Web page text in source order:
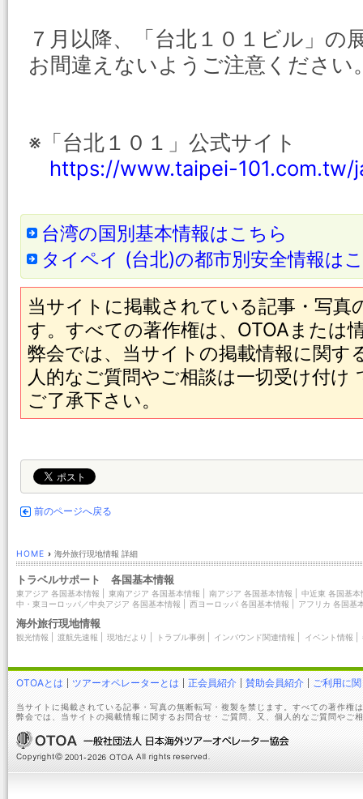
７月以降、「台北１０１ビル」の
お間違えないようご注意ください
※「台北１０１」公式サイト
https://www.taipei-101.com.tw/
台湾の国別基本情報はこちら
タイペイ (台北)の都市別安全情報は
当サイトに掲載されている記事・写真
す。すべての著作権は、OTOAまたは
弊会では、当サイトの掲載情報に関す
人的なご質問やご相談は一切受け付
ご了承下さい。
前のページへ戻る
HOME › 海外旅行現地情報 詳細
トラベルサポート 各国基本情報
東アジア 各国基本情報 東南アジア 各国基本情報 南アジア 各国基本情報
中近東 各国基本
中・東ヨーロッパ／中央アジア 各国基本情報
西ヨーロッパ 各国基本情報 アフリカ 各国基
海外旅行現地情報
観光情報 渡航先速報 現地だより トラブル事例 インバウンド関連情報 イベント情報
OTOAとは ツアーオペレーターとは 正会員紹介 賛助会員紹介 ご利用に
当サイトに掲載されている記事・写真の無断転写・複製を禁じます。すべての著作権
弊会では、当サイトの掲載情報に関するお問合せ・ご質問、又、個人的なご質問やご